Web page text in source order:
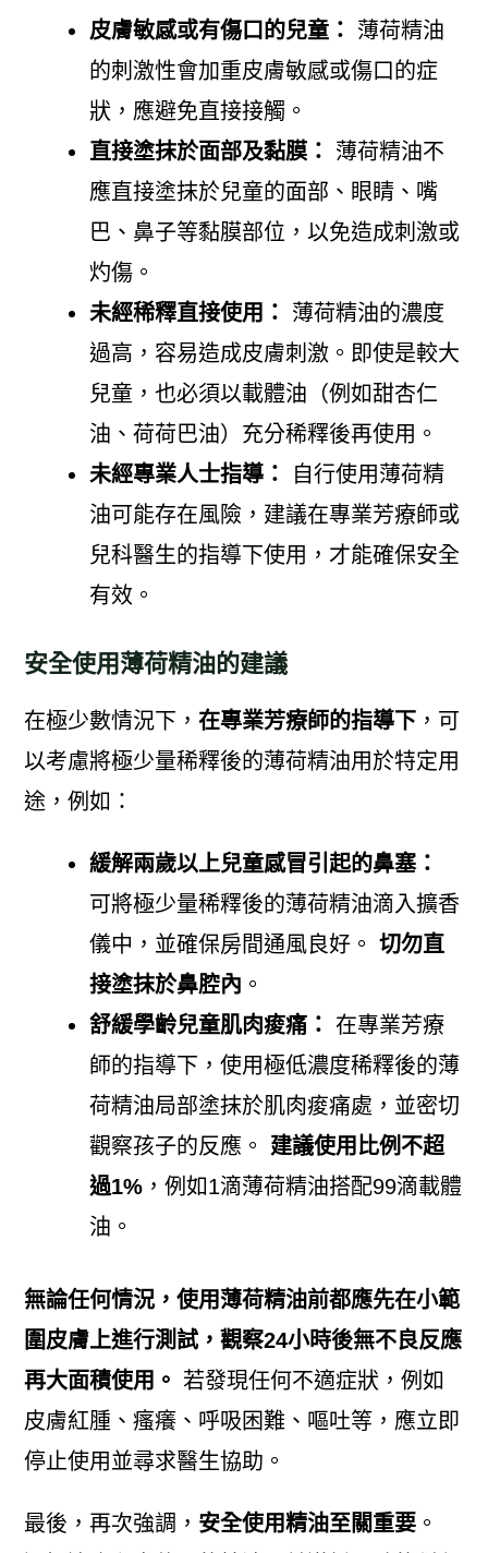
皮膚敏感或有傷口的兒童：
薄荷精油
的刺激性會加重皮膚敏感或傷口的症
狀，應避免直接接觸。
直接塗抹於面部及黏膜：
薄荷精油不
應直接塗抹於兒童的面部、眼睛、嘴
巴、鼻子等黏膜部位，以免造成刺激或
灼傷。
未經稀釋直接使用：
薄荷精油的濃度
過高，容易造成皮膚刺激。即使是較大
兒童，也必須以載體油（例如甜杏仁
油、荷荷巴油）充分稀釋後再使用。
未經專業人士指導：
自行使用薄荷精
油可能存在風險，建議在專業芳療師或
兒科醫生的指導下使用，才能確保安全
有效。
安全使用薄荷精油的建議
在極少數情況下， 在專業芳療師的指導下，可
以考慮將極少量稀釋後的薄荷精油用於特定用
途，例如：
緩解兩歲以上兒童感冒引起的鼻塞：
可將極少量稀釋後的薄荷精油滴入擴香
儀中，並確保房間通風良好。 切勿直
接塗抹於鼻腔內 。
舒緩學齡兒童肌肉痠痛：
在專業芳療
師的指導下，使用極低濃度稀釋後的薄
荷精油局部塗抹於肌肉痠痛處，並密切
觀察孩子的反應。 建議使用比例不超
過1%，例如1滴薄荷精油搭配99滴載體
油。
無論任何情況，使用薄荷精油前都應先在小範
圍皮膚上進行測試，觀察24小時後無不良反應
再大面積使用。 若發現任何不適症狀，例如
皮膚紅腫、瘙癢、呼吸困難、嘔吐等，應立即
停止使用並尋求醫生協助。
最後，再次強調， 安全使用精油至關重要。